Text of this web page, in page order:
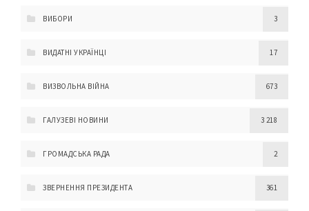
ВИБОРИ 3
ВИДАТНІ УКРАЇНЦІ 17
ВИЗВОЛЬНА ВІЙНА 673
ГАЛУЗЕВІ НОВИНИ 3 218
ГРОМАДСЬКА РАДА 2
ЗВЕРНЕННЯ ПРЕЗИДЕНТА 361